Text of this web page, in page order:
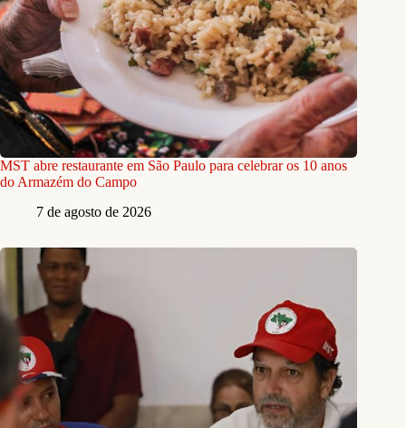
MST abre restaurante em São Paulo para celebrar os 10 anos
do Armazém do Campo
7 de agosto de 2026